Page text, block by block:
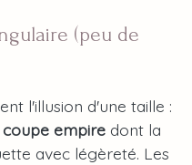
(peu de
l'illusion d'une taille :
coupe empire dont la
avec légèreté. Les